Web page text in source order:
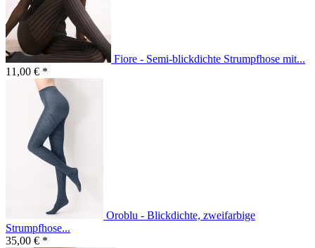
Fiore - Semi-blickdichte Strumpfhose mit...
11,00 € *
Oroblu - Blickdichte, zweifarbige
Strumpfhose...
35,00 € *